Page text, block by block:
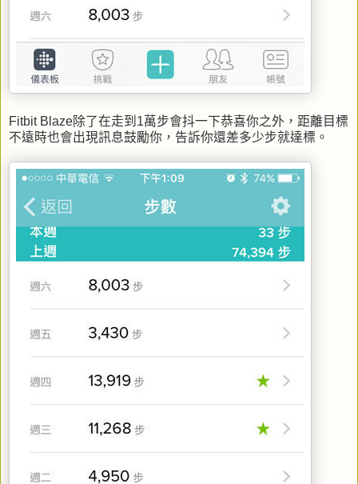
Fitbit Blaze除了在走到1萬步會抖一下恭喜你之外，距離目標
不遠時也會出現訊息鼓勵你，告訴你還差多少步就達標。